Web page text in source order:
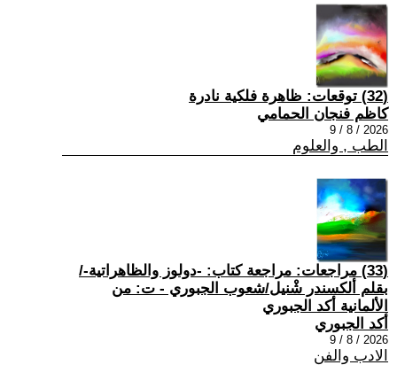
(32) توقعات: ظاهرة فلكية نادرة
كاظم فنجان الحمامي
2026 / 8 / 9
الطب , والعلوم
(33) مراجعات: مراجعة كتاب: -دولوز والظاهراتية-/
بقلم ألكسندر شْنيل/شعوب الجبوري - ت: من
الألمانية أكد الجبوري
أكد الجبوري
2026 / 8 / 9
الادب والفن